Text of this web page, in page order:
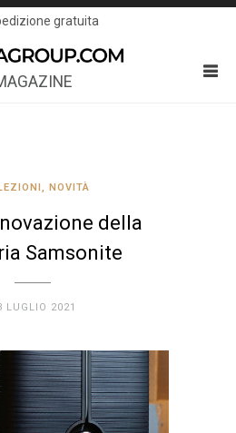
gratuita
, NOVITÀ
della
Samsonite
LUGLIO 2021